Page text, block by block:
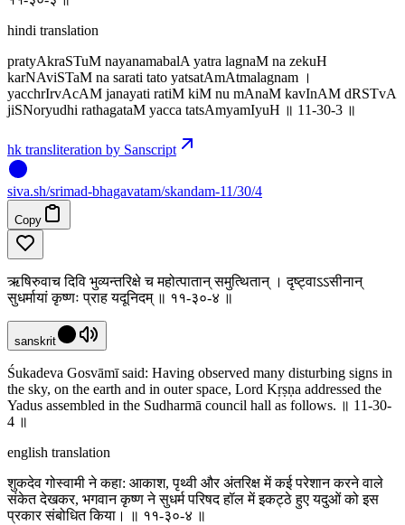
hindi translation
pratyAkraSTuM nayanamabalA yatra lagnaM na zekuH
karNAviSTaM na sarati tato yatsatAmAtmalagnam ।
yacchrIrvAcAM janayati ratiM kiM nu mAnaM kavInAM dRSTvA
jiSNoryudhi rathagataM yacca tatsAmyamIyuH ॥ 11-30-3 ॥
hk transliteration by Sanscript
siva.sh/srimad-bhagavatam/skandam-11/30/4
Copy
ऋषिरुवाच दिवि भुव्यन्तरिक्षे च महोत्पातान् समुत्थितान् । दृष्ट्वाऽऽसीनान्
सुधर्मायां कृष्णः प्राह यदूनिदम् ॥ ११-३०-४ ॥
sanskrit
Śukadeva Gosvāmī said: Having observed many disturbing signs in
the sky, on the earth and in outer space, Lord Kṛṣṇa addressed the
Yadus assembled in the Sudharmā council hall as follows. ॥ 11-30-
4 ॥
english translation
शुकदेव गोस्वामी ने कहा: आकाश, पृथ्वी और अंतरिक्ष में कई परेशान करने वाले
संकेत देखकर, भगवान कृष्ण ने सुधर्म परिषद हॉल में इकट्ठे हुए यदुओं को इस
प्रकार संबोधित किया। ॥ ११-३०-४ ॥